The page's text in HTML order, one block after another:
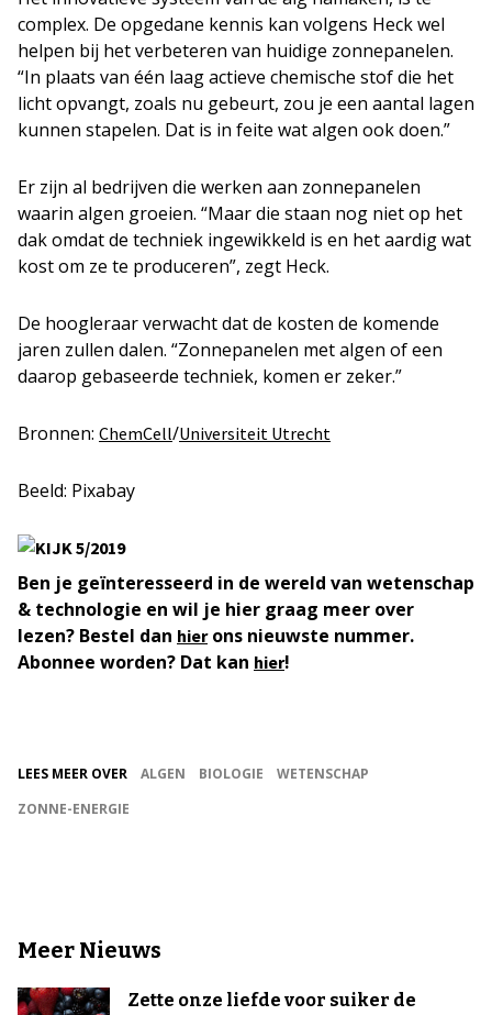
complex. De opgedane kennis kan volgens Heck wel
helpen bij het verbeteren van huidige zonnepanelen.
“In plaats van één laag actieve chemische stof die het
licht opvangt, zoals nu gebeurt, zou je een aantal lagen
kunnen stapelen. Dat is in feite wat algen ook doen.”
Er zijn al bedrijven die werken aan zonnepanelen
waarin algen groeien. “Maar die staan nog niet op het
dak omdat de techniek ingewikkeld is en het aardig wat
kost om ze te produceren”, zegt Heck.
De hoogleraar verwacht dat de kosten de komende
jaren zullen dalen. “Zonnepanelen met algen of een
daarop gebaseerde techniek, komen er zeker.”
Bronnen: ChemCell/Universiteit Utrecht
Beeld: Pixabay
Ben je geïnteresseerd in de wereld van wetenschap
& technologie en wil je hier graag meer over
lezen? Bestel dan hierons nieuwste nummer.
Abonnee worden? Dat kan hier!
LEES MEER OVER ALGEN BIOLOGIE
WETENSCHAP
ZONNE-ENERGIE
Meer Nieuws
Zette onze liefde voor suiker de